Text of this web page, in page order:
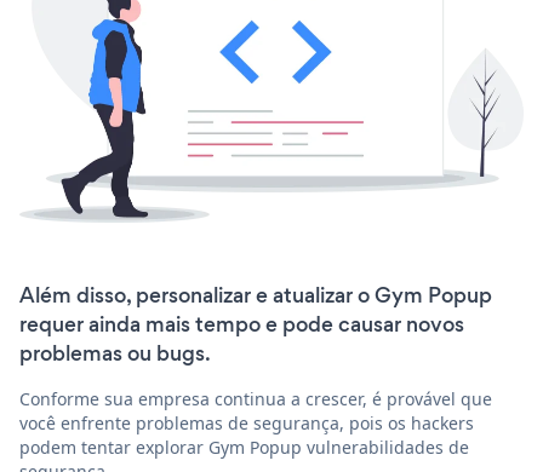
Além disso, personalizar e atualizar o Gym Popup
requer ainda mais tempo e pode causar novos
problemas ou bugs.
Conforme sua empresa continua a crescer, é provável que
você enfrente problemas de segurança, pois os hackers
podem tentar explorar Gym Popup vulnerabilidades de